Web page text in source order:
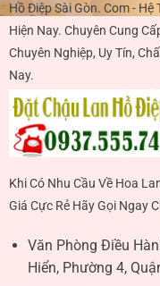
Hồ Điệp Sài Gòn. Com -
Hiện Nay. Chuyên Cung
Chuyên Nghiệp, Uy Tín,
Nay.
Khi Có Nhu Cầu Về Hoa
Giá Cực Rẻ Hãy Gọi Ngay
Văn Phòng Điều
Hiển, Phường 4,